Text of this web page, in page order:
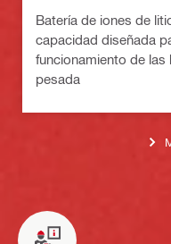
Batería de iones de
capacidad diseñada
funcionamiento de
pesada